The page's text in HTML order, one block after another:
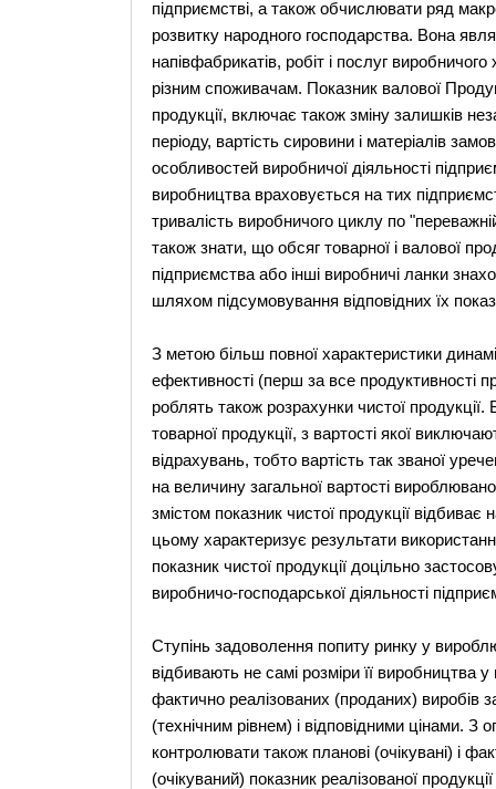
підприємстві, а також обчислювати ряд
розвитку народного господарства. Вона
напівфабрикатів, робіт і послуг
різним споживачам. Показник валової
продукції, включає також зміну залишків
періоду, вартість сировини і матеріалів
особливостей виробничої діяльності
виробництва враховується на тих
тривалість виробничого циклу по
також знати, що обсяг товарної і валової
підприємства або інші виробничі ланки
шляхом підсумовування відповідних їх
З метою більш повної характеристики
ефективності (перш за все продуктивності
роблять також розрахунки чистої
товарної продукції, з вартості якої
відрахувань, тобто вартість так званої
на величину загальної вартості
змістом показник чистої продукції відбиває
цьому характеризує результати
показник чистої продукції доцільно
виробничо-господарської діяльності
Ступінь задоволення попиту ринку у
відбивають не самі розміри її виробництва
фактично реалізованих (проданих) виробів
(технічним рівнем) і відповідними цінами.
контролювати також планові (очікувані) і
(очікуваний) показник реалізованої